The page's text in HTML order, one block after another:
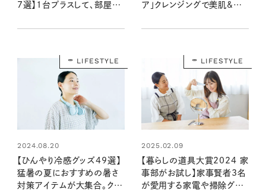
7選】1台プラスして、部屋を
る機種はこれ！
ア」クレンジングで美肌&透
美容法とは？
LIFESTYLE
2024.08.20
【ひんやり冷感グッズ49選】
猛暑の夏におすすめの暑さ
対策アイテムが大集合。クー
LIFESTYLE
2025.02.09
【暮らしの道具大賞2024 家
事部がお試し】家事賢者3名
が愛用する家電や掃除グッ